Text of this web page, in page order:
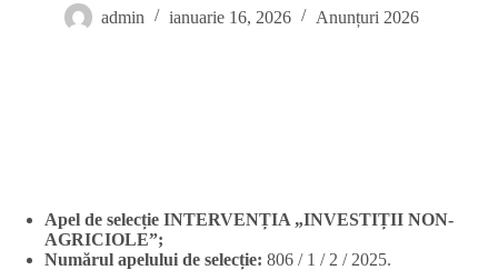
admin ianuarie 16, 2026 Anunțuri 2026
Apel de selecție INTERVENȚIA „INVESTIȚII NON-
AGRICIOLE”;
Numărul apelului de selecție: 806 / 1 / 2 / 2025.